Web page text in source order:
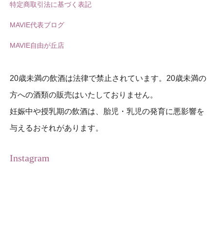
特定商取引法に基づく表記
MAVIE代表ブログ
MAVIE自由が丘店
20歳未満の飲酒は法律で禁止されています。20歳未満の
方への酒類の販売はいたしておりません。
妊娠中や授乳期の飲酒は、胎児・乳児の発育に悪影響を
与えるおそれがあります。
Instagram